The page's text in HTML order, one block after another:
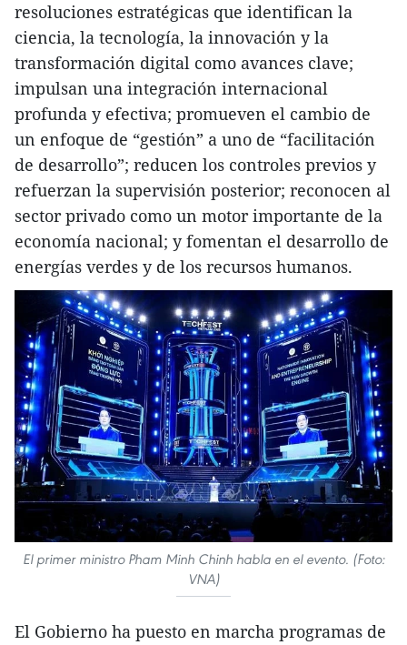
resoluciones estratégicas que identifican la
ciencia, la tecnología, la innovación y la
transformación digital como avances clave;
impulsan una integración internacional
profunda y efectiva; promueven el cambio de
un enfoque de “gestión” a uno de “facilitación
de desarrollo”; reducen los controles previos y
refuerzan la supervisión posterior; reconocen al
sector privado como un motor importante de la
economía nacional; y fomentan el desarrollo de
energías verdes y de los recursos humanos.
El primer ministro Pham Minh Chinh habla en el evento. (Foto:
VNA)
El Gobierno ha puesto en marcha programas de